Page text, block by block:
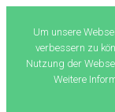
Um unsere
verbessern zu
Nutzung der
Weitere